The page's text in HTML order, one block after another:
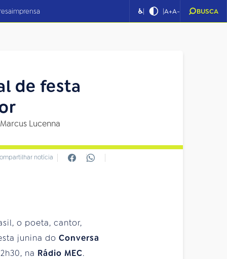
imprensa ♿| |A+A- BUSCA
de festa
Lucenna
notícia
o poeta, cantor,
junina do Conversa
na Rádio MEC.